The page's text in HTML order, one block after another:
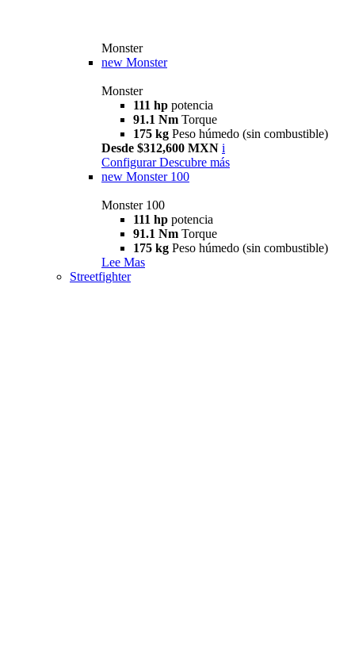
Monster
new Monster
Monster
111 hp potencia
91.1 Nm Torque
175 kg Peso húmedo (sin combustible)
Desde $312,600 MXN i
Configurar Descubre más
new Monster 100
Monster 100
111 hp potencia
91.1 Nm Torque
175 kg Peso húmedo (sin combustible)
Lee Mas
Streetfighter